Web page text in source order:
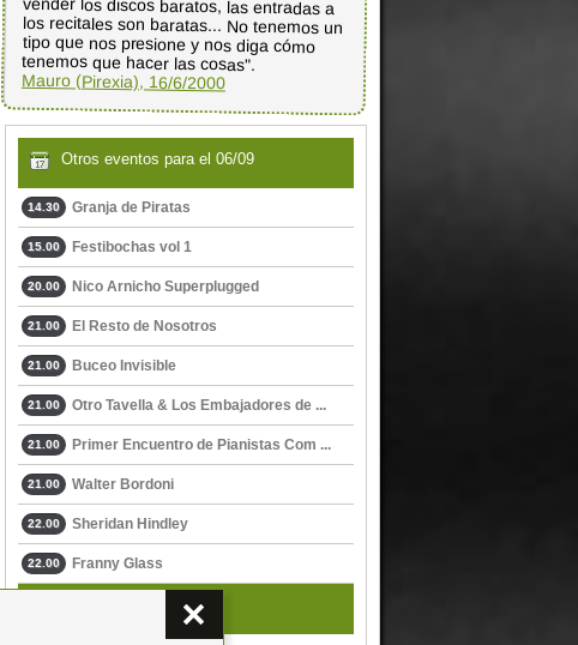
tenemos que hacer las cosas".
Mauro (Pirexia), 16/6/2000
Otros eventos para el 06/09
14.30 Granja de Piratas
15.00 Festibochas vol 1
20.00 Nico Arnicho Superplugged
21.00 El Resto de Nosotros
21.00 Buceo Invisible
21.00 Otro Tavella & Los Embajadores de ...
21.00 Primer Encuentro de Pianistas Com ...
21.00 Walter Bordoni
22.00 Sheridan Hindley
22.00 Franny Glass